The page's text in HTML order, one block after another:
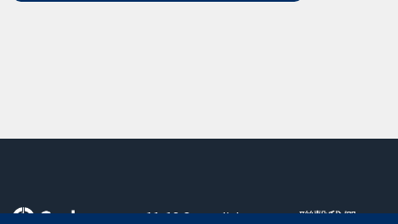
11-13 Cavendish 聯繫我們